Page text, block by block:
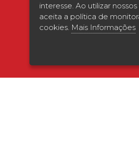
Verificada por
interesse. Ao utilizar
aceita a política de
cookies. Mais Informações